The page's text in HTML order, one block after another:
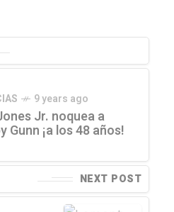
9 years ago
Jr. noquea a
Gunn ¡a los 48 años!
NEXT POST